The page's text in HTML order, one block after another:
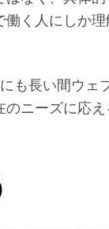
く人にしか
も長い間ウェ
ニーズに応え